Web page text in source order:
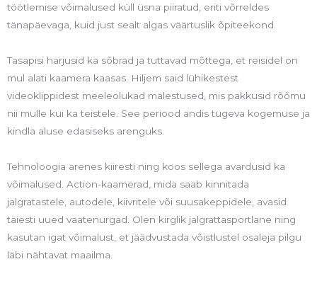
töötlemise võimalused küll üsna piiratud, eriti võrreldes
tänapäevaga, kuid just sealt algas väärtuslik õpiteekond.
Tasapisi harjusid ka sõbrad ja tuttavad mõttega, et reisidel on
mul alati kaamera kaasas. Hiljem said lühikestest
videoklippidest meeleolukad mälestused, mis pakkusid rõõmu
nii mulle kui ka teistele. See periood andis tugeva kogemuse ja
kindla aluse edasiseks arenguks.
Tehnoloogia arenes kiiresti ning koos sellega avardusid ka
võimalused. Action-kaamerad, mida saab kinnitada
jalgratastele, autodele, kiivritele või suusakeppidele, avasid
täiesti uued vaatenurgad. Olen kirglik jalgrattasportlane ning
kasutan igat võimalust, et jäädvustada võistlustel osaleja pilgu
läbi nähtavat maailma.